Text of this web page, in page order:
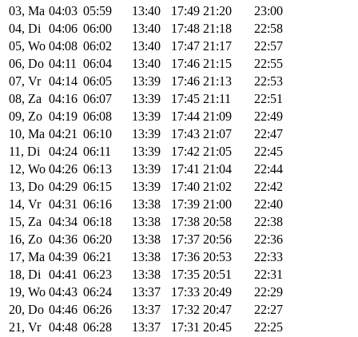
03, Ma 04:03 05:59 13:40 17:49 21:20
23:00
04, Di 04:06 06:00 13:40 17:48 21:18
22:58
05, Wo 04:08 06:02 13:40 17:47 21:17
22:57
06, Do 04:11 06:04 13:40 17:46 21:15
22:55
07, Vr 04:14 06:05 13:39 17:46 21:13
22:53
08, Za 04:16 06:07 13:39 17:45 21:11
22:51
09, Zo 04:19 06:08 13:39 17:44 21:09
22:49
10, Ma 04:21 06:10 13:39 17:43 21:07
22:47
11, Di
04:24 06:11 13:39 17:42 21:05
22:45
12, Wo 04:26 06:13 13:39 17:41 21:04
22:44
13, Do 04:29 06:15 13:39 17:40 21:02
22:42
14, Vr 04:31 06:16 13:38 17:39 21:00
22:40
15, Za 04:34 06:18 13:38 17:38 20:58
22:38
16, Zo 04:36 06:20 13:38 17:37 20:56
22:36
17, Ma 04:39 06:21 13:38 17:36 20:53
22:33
18, Di 04:41 06:23 13:38 17:35 20:51
22:31
19, Wo 04:43 06:24 13:37 17:33 20:49
22:29
20, Do 04:46 06:26 13:37 17:32 20:47
22:27
21, Vr 04:48 06:28 13:37 17:31 20:45
22:25